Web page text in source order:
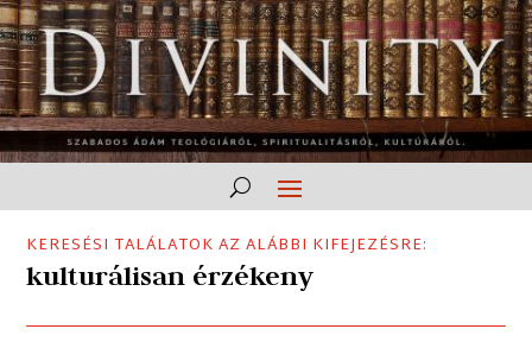
KERESÉSI TALÁLATOK AZ ALÁBBI KIFEJEZÉSRE:
kulturálisan érzékeny